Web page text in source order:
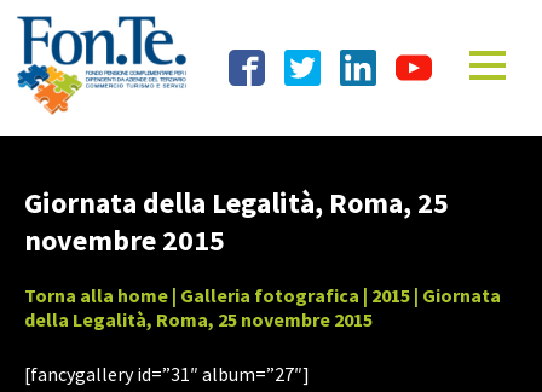
Giornata della Legalità, Roma, 25
novembre 2015
Torna alla home | Galleria fotografica | 2015 | Giornata
della Legalità, Roma, 25 novembre 2015
[fancygallery id=”31″ album=”27″]